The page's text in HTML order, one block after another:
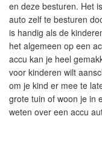
en deze besturen. Het
auto zelf te besturen
is handig als de
het algemeen op een
accu kan je heel
voor kinderen wilt
om je kind er mee te
grote tuin of woon je in
weten over een accu